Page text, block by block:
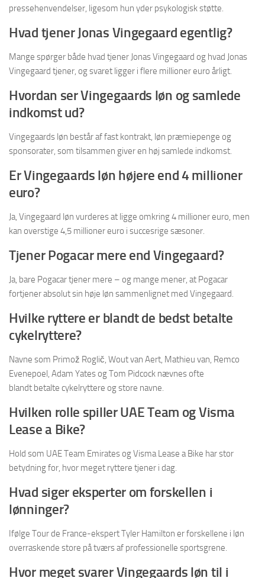
pressehenvendelser, ligesom hun yder psykologisk støtte.
Hvad tjener Jonas Vingegaard egentlig?
Mange spørger både hvad tjener Jonas Vingegaard og hvad Jonas
Vingegaard tjener, og svaret ligger i flere millioner euro årligt.
Hvordan ser Vingegaards løn og samlede
indkomst ud?
Vingegaards løn består af fast kontrakt, løn præmiepenge og
sponsorater, som tilsammen giver en høj samlede indkomst.
Er Vingegaards løn højere end 4 millioner
euro?
Ja, Vingegaard løn vurderes at ligge omkring 4 millioner euro, men
kan overstige 4,5 millioner euro i succesrige sæsoner.
Tjener Pogacar mere end Vingegaard?
Ja, bare Pogacar tjener mere – og mange mener, at Pogacar
fortjener absolut sin høje løn sammenlignet med Vingegaard.
Hvilke ryttere er blandt de bedst betalte
cykelryttere?
Navne som Primož Roglič, Wout van Aert, Mathieu van, Remco
Evenepoel, Adam Yates og Tom Pidcock nævnes ofte
blandt betalte cykelryttere og store navne.
Hvilken rolle spiller UAE Team og Visma
Lease a Bike?
Hold som UAE Team Emirates og Visma Lease a Bike har stor
betydning for, hvor meget ryttere tjener i dag.
Hvad siger eksperter om forskellen i
lønninger?
Ifølge Tour de France-ekspert Tyler Hamilton er forskellene i løn
overraskende store på tværs af professionelle sportsgrene.
Hvor meget svarer Vingegaards løn til i